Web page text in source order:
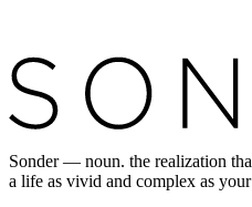
Sonder — noun. the realization
a life as vivid and complex as